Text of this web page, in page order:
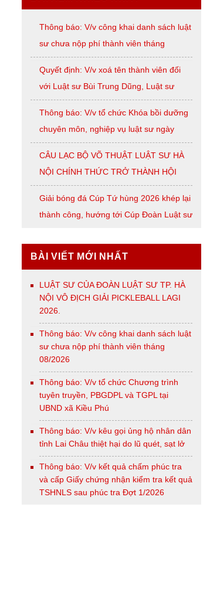
Thông báo: V/v công khai danh sách luật
sư chưa nộp phí thành viên tháng
07/2026
Quyết định: V/v xoá tên thành viên đối
với Luật sư Bùi Trung Dũng, Luật sư
Nguyễn Thị Huế, Luật sư Trần Đình
Triển, Luật sư Lê Thị Oanh
Thông báo: V/v tổ chức Khóa bồi dưỡng
chuyên môn, nghiệp vụ luật sư ngày
08/8/2026 ( thứ Bảy)
CÂU LẠC BỘ VÕ THUẬT LUẬT SƯ HÀ
NỘI CHÍNH THỨC TRỞ THÀNH HỘI
VIÊN LIÊN ĐOÀN VÕ CỔ TRUYỀN
THÀNH PHỐ HÀ NỘI
Giải bóng đá Cúp Tứ hùng 2026 khép lại
thành công, hướng tới Cúp Đoàn Luật sư
BÀI VIẾT MỚI NHẤT
LUẬT SƯ CỦA ĐOÀN LUẬT SƯ TP. HÀ
NỘI VÔ ĐỊCH GIẢI PICKLEBALL LAGI
2026.
Thông báo: V/v công khai danh sách luật
sư chưa nộp phí thành viên tháng
08/2026
Thông báo: V/v tổ chức Chương trình
tuyên truyền, PBGDPL và TGPL tại
UBND xã Kiều Phú
Thông báo: V/v kêu gọi ủng hộ nhân dân
tỉnh Lai Châu thiệt hại do lũ quét, sạt lở
Thông báo: V/v kết quả chấm phúc tra
và cấp Giấy chứng nhận kiểm tra kết quả
TSHNLS sau phúc tra Đợt 1/2026